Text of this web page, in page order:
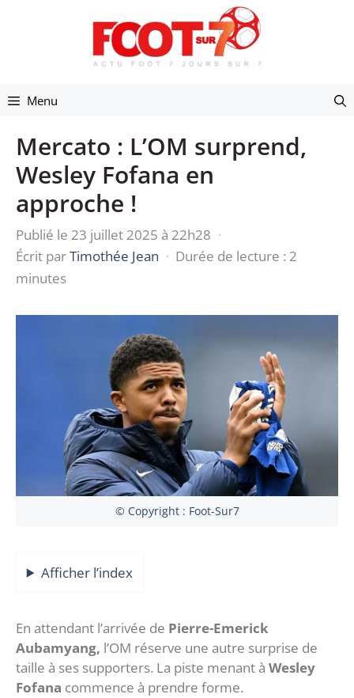
Menu
Mercato : L’OM surprend,
Wesley Fofana en
approche !
Publié le 23 juillet 2025 à 22h28 ·
Écrit parTimothée Jean · Durée de lecture : 2
minutes
© Copyright : Foot-Sur7
Afficher l’index
En attendant l’arrivée de Pierre-Emerick
Aubamyang, l’OM réserve une autre surprise de
taille à ses supporters. La piste menant à Wesley
Fofana commence à prendre forme.